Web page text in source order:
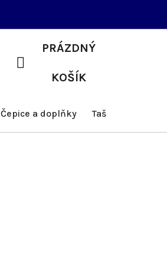
NÁKUPNÍ
PRÁZDNÝ
KOŠÍK
Čepice a doplňky Tašky a batohy